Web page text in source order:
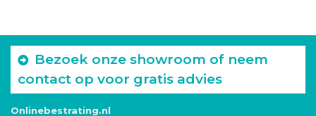
Bezoek onze showroom of neem
contact op voor gratis advies
Onlinebestrating.nl